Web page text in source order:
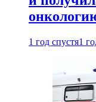
1 год спустя1